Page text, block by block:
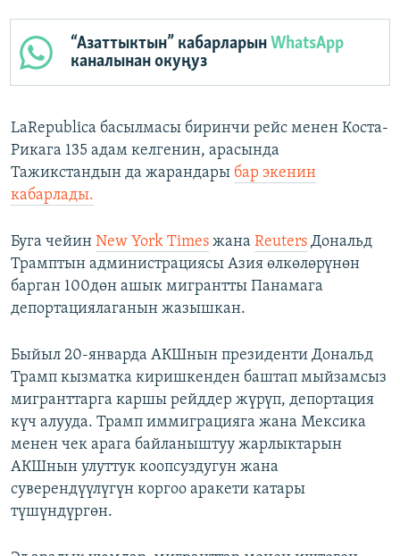
“Азаттыктын” кабарларынWhatsApp
каналынан окуңуз
LaRepublica басылмасы биринчи рейс менен Коста-
Рикага 135 адам келгенин, арасында
Тажикстандын да жарандары бар экенин
кабарлады.
Буга чейин New York Times жана Reuters Дональд
Трамптын администрациясы Азия өлкөлөрүнөн
барган 100дөн ашык мигрантты Панамага
депортациялаганын жазышкан.
Быйыл 20-январда АКШнын президенти Дональд
Трамп кызматка киришкенден баштап мыйзамсыз
мигранттарга каршы рейддер жүрүп, депортация
күч алууда. Трамп иммиграцияга жана Мексика
менен чек арага байланыштуу жарлыктарын
АКШнын улуттук коопсуздугун жана
суверендүүлүгүн коргоо аракети катары
түшүндүргөн.